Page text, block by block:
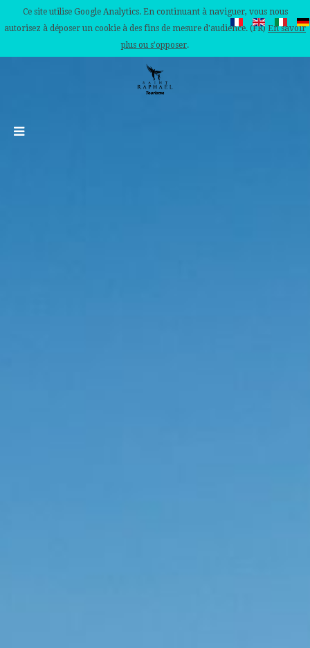
Ce site utilise Google Analytics. En continuant à naviguer, vous nous
autorisez à déposer un cookie à des fins de mesure d'audience. (FR) En savoir
plus ou s'opposer.